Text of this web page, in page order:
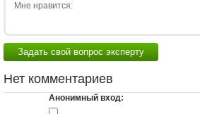
Мне нравится:
Задать свой вопрос эксперту
Нет комментариев
Анонимный вход: